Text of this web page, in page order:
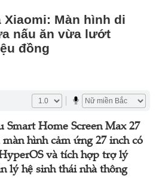
Màn hình di
nấu ăn vừa lướt
đồng
Home Screen Max 27
hình cảm ứng 27 inch có
và tích hợp trợ lý
lý hệ sinh thái nhà thông